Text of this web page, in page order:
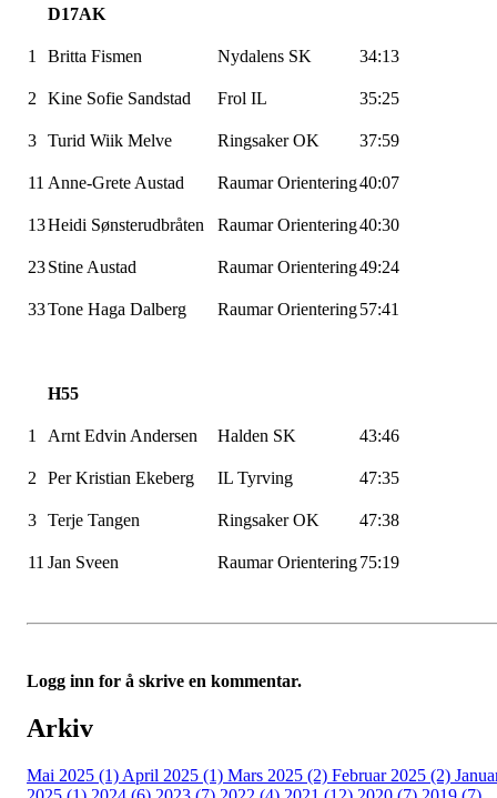
D17AK
1 Britta Fismen Nydalens SK 34:13
2 Kine Sofie Sandstad Frol IL 35:25
3 Turid Wiik Melve Ringsaker OK 37:59
11 Anne-Grete Austad RaumarOrientering40:07
13Heidi Sønsterudbråten RaumarOrientering40:30
23Stine Austad RaumarOrientering49:24
33Tone Haga Dalberg RaumarOrientering57:41
H55
1 Arnt Edvin Andersen Halden SK 43:46
2 Per Kristian Ekeberg IL Tyrving 47:35
3 Terje Tangen Ringsaker OK 47:38
11 Jan Sveen RaumarOrientering75:19
Logg inn for å skrive en kommentar.
Arkiv
Mai 2025 (1) April 2025 (1) Mars 2025 (2) Februar 2025 (2)